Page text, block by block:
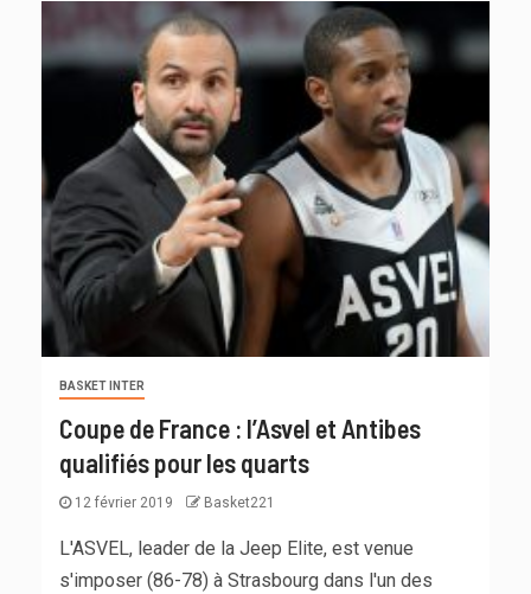
BASKET INTER
Coupe de France : l’Asvel et Antibes
qualifiés pour les quarts
12 février 2019 Basket221
L'ASVEL, leader de la Jeep Elite, est venue
s'imposer (86-78) à Strasbourg dans l'un des